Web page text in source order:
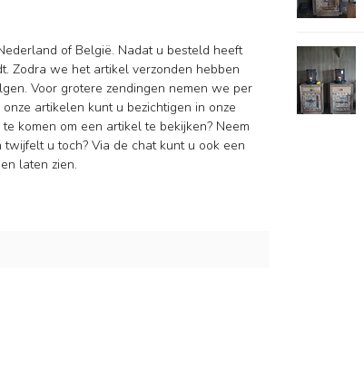
of België. Nadat u besteld heeft
Zodra we het artikel verzonden hebben
Voor grotere zendingen nemen we per
artikelen kunt u bezichtigen in onze
komen om een artikel te bekijken? Neem
u toch? Via de chat kunt u ook een
laten zien.